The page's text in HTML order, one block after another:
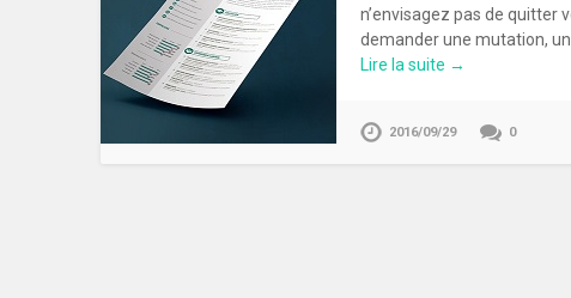
n’envisagez pas de quitter
demander une mutation,
Lire la suite →
2016/09/29 0